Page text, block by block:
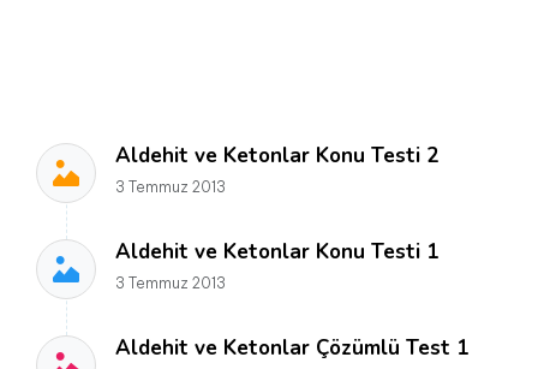
Aldehit ve Ketonlar Konu Testi 2
3 Temmuz 2013
Aldehit ve Ketonlar Konu Testi 1
3 Temmuz 2013
Aldehit ve Ketonlar Çözümlü Test 1